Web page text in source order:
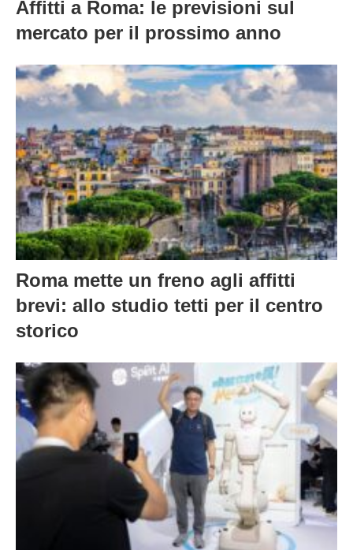
Affitti a Roma: le previsioni sul
mercato per il prossimo anno
Roma mette un freno agli affitti
brevi: allo studio tetti per il centro
storico